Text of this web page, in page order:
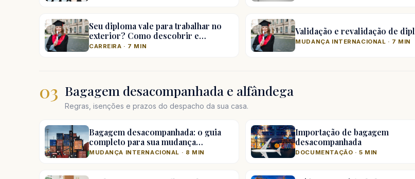
Seu diploma vale para trabalhar no
exterior? Como descobrir e…
CARREIRA · 7 MIN
Validação e revalidação de
MUDANÇA INTERNACIONAL · 7 MIN
03 Bagagem desacompanhada e alfândega
Regras, isenções e prazos do despacho da sua casa.
Bagagem desacompanhada: o guia
completo para sua mudança…
MUDANÇA INTERNACIONAL · 8 MIN
Importação de bagagem
desacompanhada
DOCUMENTAÇÃO · 5 MIN